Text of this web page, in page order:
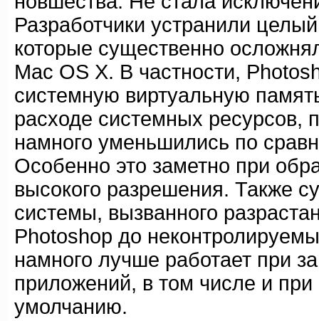
Разработчики устранили
которые существенно
Mac OS X. В частности,
системную виртуальную
расходе системных ресурсов,
намного уменьшились по
Особенно это заметно при
высокого разрешения. Также
системы, вызванного
Photoshop до
намного лучше работает при
приложений, в том числе и при
умолчанию.